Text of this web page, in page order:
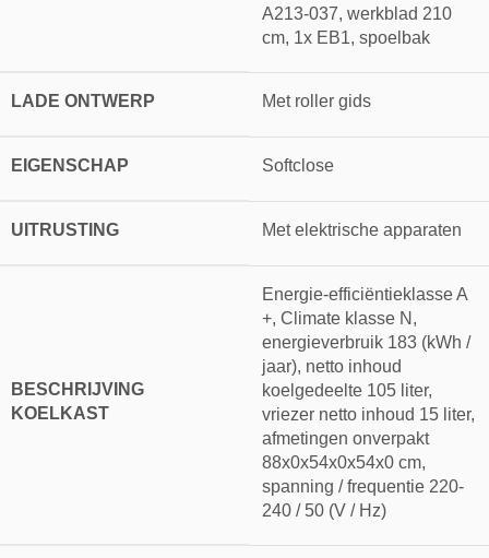
A213-037, werkblad 210
cm, 1x EB1, spoelbak
LADE ONTWERP Met roller gids
EIGENSCHAP Softclose
UITRUSTING Met elektrische apparaten
BESCHRIJVING
KOELKAST
Energie-efficiëntieklasse A
+, Climate klasse N,
energieverbruik 183 (kWh /
jaar), netto inhoud
koelgedeelte 105 liter,
vriezer netto inhoud 15 liter,
afmetingen onverpakt
88x0x54x0x54x0 cm,
spanning / frequentie 220-
240 / 50 (V / Hz)